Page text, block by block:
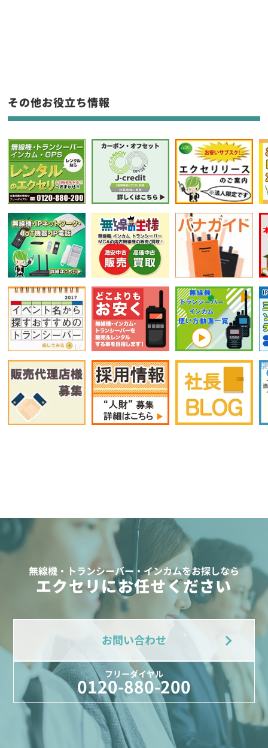
フリーワード入力(製品名等)
選択条件をリセット
その他お役立ち情報
無線機・トランシーバー・インカムをお探しなら
エクセリにお任せください
お問い合わせ
フリーダイヤル
0120-880-200